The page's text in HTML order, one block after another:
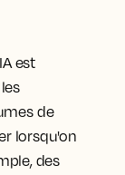
est
de
lorsqu'on
des